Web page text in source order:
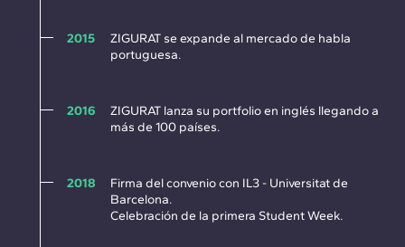
2015
ZIGURAT se expande al mercado de habla
portuguesa.
2016
ZIGURAT lanza su portfolio en inglés llegando a
más de 100 países.
2018
Firma del convenio con IL3 - Universitat de
Barcelona.
Celebración de la primera Student Week.